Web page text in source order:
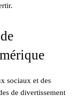
sociaux et des
de divertissement